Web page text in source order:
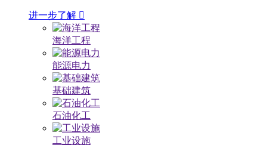
进一步了解 
海洋工程
能源电力
基础建筑
石油化工
工业设施